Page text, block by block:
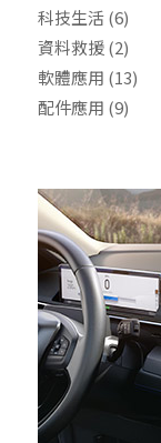
科技生活(6)
資料救援(2)
軟體應用 (13)
配件應用 (9)